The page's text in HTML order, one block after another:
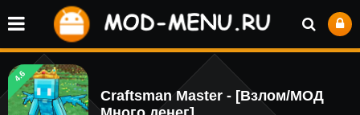
4.6
Craftsman Master - [Взлом/МОД